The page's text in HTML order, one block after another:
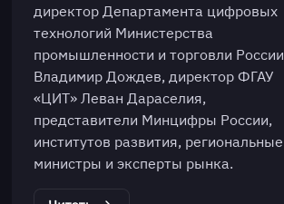
директор Департамента цифровых
технологий Министерства
промышленности и торговли России
Владимир Дождев, директор ФГАУ
«ЦИТ» Леван Дараселия,
представители Минцифры России,
институтов развития, региональные
министры и эксперты рынка.